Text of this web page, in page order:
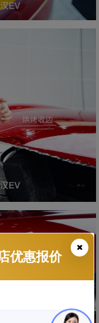
优惠报价